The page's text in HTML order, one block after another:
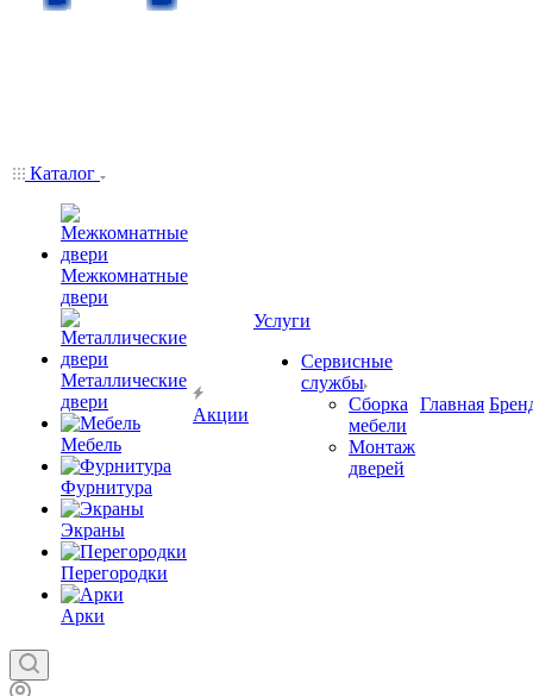
Каталог
Межкомнатные
двери
Металлические
двери
Мебель
Фурнитура
Экраны
Перегородки
Арки
Акции
Услуги
Сервисные
службы
Сборка
мебели
Монтаж
дверей
Главная